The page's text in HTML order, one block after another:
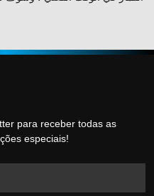
para receber todas as
especiais!